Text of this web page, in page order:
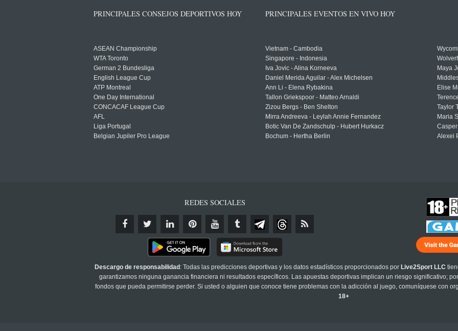
PRINCIPALES CONSEJOS DEPORTIVOS HOY
ASEAN Championship
WTA Toronto
German 2 Bundesliga
English League Cup
ATP Montreal
One Day International
CONCACAF League Cup
AFL
Liga Portugal
Belgian Jupiler Pro League
PRINCIPALES EVENTOS EN VIVO HOY
Vietnam - Cambodia
Singapore - Indonesia
Iva Jovic - Alina Korneeva
Daniel Merida Aguilar - Alex Michelsen
Ann Li - Elena Rybakina
Tallon Griekspoor - Matteo Arnaldi
Zizou Bergs - Ben Shelton
Mirra Andreeva - Leylah Annie Fernandez
Botic Van De Zandschulp - Hubert Hurkacz
Bochum - Hertha Berlin
Maya
Elise
Taylor
Maria
Alexei
REDES SOCIALES
Descargo de responsabilidad : Todas las predicciones deportivas y los datos estadísticos proporcionados por Live2Sport LLC
garantizamos ninguna ganancia financiera ni resultados específicos. Las apuestas deportivas implican un riesgo significativo;
fondos que pueda permitirse perder. Si usted o alguien que conoce tiene problemas con la adicción al juego, comuníquese con
18+